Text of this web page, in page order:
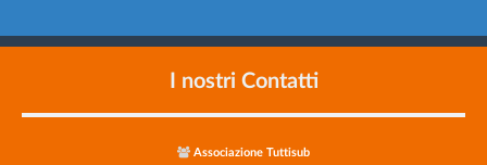
I nostri Contatti
Associazione Tuttisub